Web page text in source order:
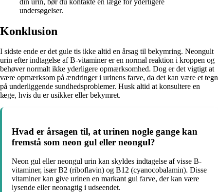
undersøgelser.
Konklusion
I sidste ende er det gule tis ikke altid en årsag til bekymring. Neongult
urin efter indtagelse af B-vitaminer er en normal reaktion i kroppen og
behøver normalt ikke yderligere opmærksomhed. Dog er det vigtigt at
være opmærksom på ændringer i urinens farve, da det kan være et tegn
på underliggende sundhedsproblemer. Husk altid at konsultere en
læge, hvis du er usikker eller bekymret.
Hvad er årsagen til, at urinen nogle gange kan
fremstå som neon gul eller neongul?
Neon gul eller neongul urin kan skyldes indtagelse af visse B-
vitaminer, især B2 (riboflavin) og B12 (cyanocobalamin). Disse
vitaminer kan give urinen en markant gul farve, der kan være
lysende eller neonagtig i udseendet.